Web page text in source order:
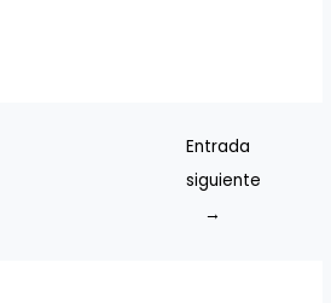
Entrada
siguiente
→